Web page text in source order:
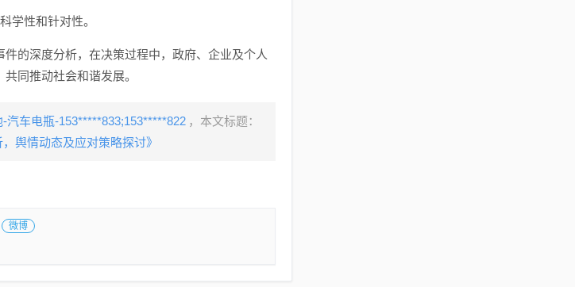
学性和针对性。
的深度分析，在决策过程中，政府、企业及个人
同推动社会和谐发展。
汽车电瓶-153*****833;153*****822 ，本文标题：
舆情动态及应对策略探讨》
微博